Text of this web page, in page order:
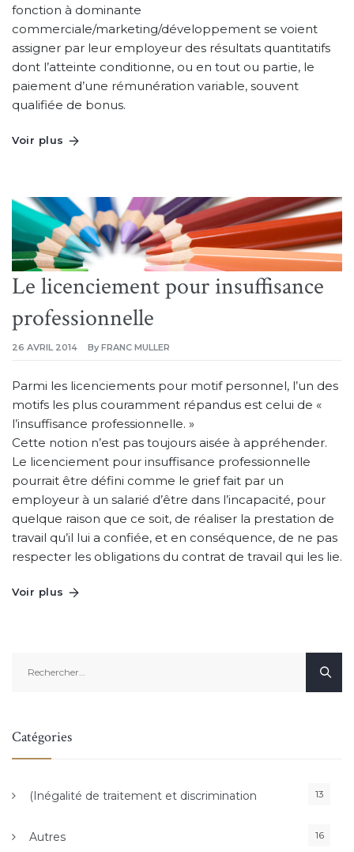
fonction à dominante
commerciale/marketing/développement se voient
assigner par leur employeur des résultats quantitatifs
dont l’atteinte conditionne, ou en tout ou partie, le
paiement d’une rémunération variable, souvent
qualifiée de bonus.
Voir plus
Le licenciement pour insuffisance
professionnelle
26 AVRIL 2014 By FRANC MULLER
Parmi les licenciements pour motif personnel, l’un des
motifs les plus couramment répandus est celui de «
l’insuffisance professionnelle. »
Cette notion n’est pas toujours aisée à appréhender.
Le licenciement pour insuffisance professionnelle
pourrait être défini comme le grief fait par un
employeur à un salarié d’être dans l’incapacité, pour
quelque raison que ce soit, de réaliser la prestation de
travail qu’il lui a confiée, et en conséquence, de ne pas
respecter les obligations du contrat de travail qui les lie.
Voir plus
Catégories
(Inégalité de traitement et discrimination 13
Autres 16